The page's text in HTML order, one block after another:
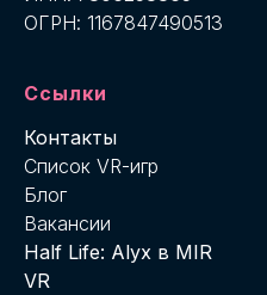
ОГРН: 1167847490513
Ссылки
Контакты
Список VR-игр
Блог
Вакансии
Half Life: Alyx в MIR
VR